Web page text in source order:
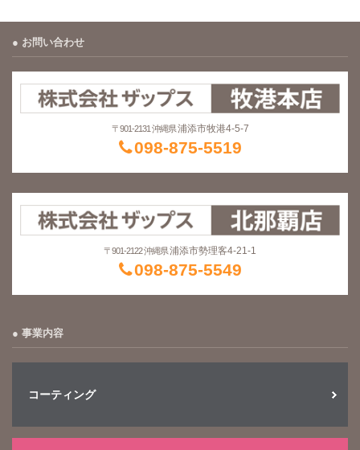
お問い合わせ
〒901-2131 沖縄県 浦添市牧港4-5-7
098-875-5519
〒901-2122 沖縄県浦添市勢理客4-21-1
098-875-5549
事業内容
コーティング